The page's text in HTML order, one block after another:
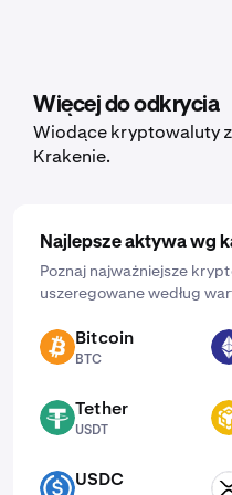
Następnie wprowadź
częstotliwość, klikając
harmonogram:
Więcej do odkrycia
Wiodące kryptowaluty
Krakenie.
Najlepsze aktywa wg
Poznaj najważniejsze
uszeregowane według
BTC Bitcoin
BTC
USDT Tether
USDT
USDC USDC XRP